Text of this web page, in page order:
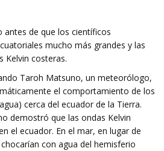
antes de que los científicos
mucho más grandes y las
Kelvin costeras.
Taroh Matsuno, un meteorólogo,
el comportamiento de los
cerca del ecuador de la Tierra.
demostró que las ondas Kelvin
el ecuador. En el mar, en lugar de
con agua del hemisferio